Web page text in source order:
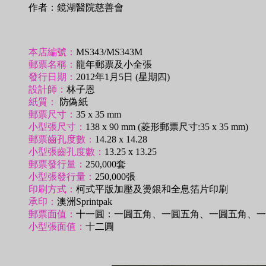
作者：鏡湖醫院慈善會
本店編號： MS343/MS343M
郵票名稱： 龍年郵票及小全張
發行日期： 2012年1月5日 (星期四)
設計師： 林子恩
紙質：
防偽紙
郵票尺寸： 35 x 35 mm
小型張尺寸： 138 x 90 mm (菱形郵票尺寸:35 x 35 mm)
郵票齒孔度數： 14.28 x 14.28
小型張齒孔度數： 13.25 x 13.25
郵票發行量： 250,000套
小型張發行量： 250,000張
印刷方式： 柯式平版加壓及燙銀和全息箔片印刷
承印： 澳洲Sprintpak
郵票面值： 十一圓：一圓五角、一圓五角、一圓五角、
小型張面值： 十二圓